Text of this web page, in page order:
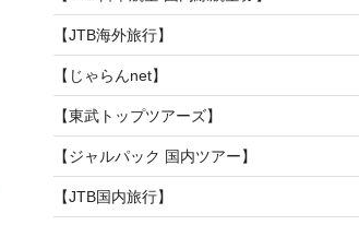
【JTB海外旅行】
【じゃらんnet】
【東武トップツアーズ】
【ジャルパック 国内ツアー】
【JTB国内旅行】